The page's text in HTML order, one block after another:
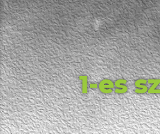
1-es